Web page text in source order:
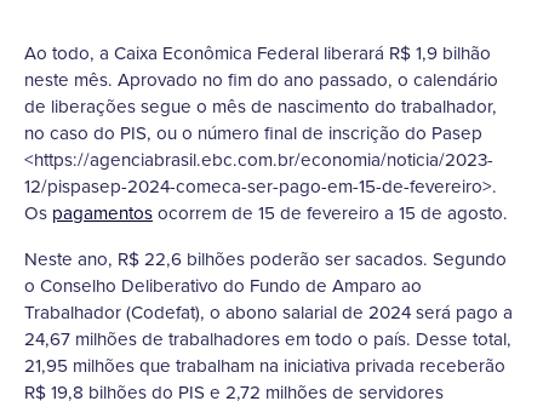
Ao todo, a Caixa Econômica Federal liberará R$ 1,9 bilhão
neste mês. Aprovado no fim do ano passado, o calendário
de liberações segue o mês de nascimento do trabalhador,
no caso do PIS, ou o número final de inscrição do Pasep
<https://agenciabrasil.ebc.com.br/economia/noticia/2023-
12/pispasep-2024-comeca-ser-pago-em-15-de-fevereiro>.
Os pagamentosocorrem de 15 de fevereiro a 15 de agosto.
Neste ano, R$ 22,6 bilhões poderão ser sacados. Segundo
o Conselho Deliberativo do Fundo de Amparo ao
Trabalhador (Codefat), o abono salarial de 2024 será pago a
24,67 milhões de trabalhadores em todo o país. Desse total,
21,95 milhões que trabalham na iniciativa privada receberão
R$ 19,8 bilhões do PIS e 2,72 milhões de servidores